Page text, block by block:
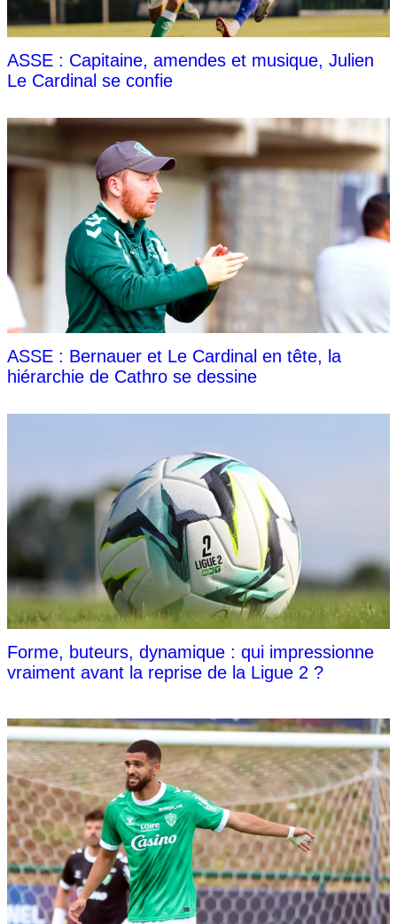
ASSE : Capitaine, amendes et musique, Julien
Le Cardinal se confie
ASSE : Bernauer et Le Cardinal en tête, la
hiérarchie de Cathro se dessine
Forme, buteurs, dynamique : qui impressionne
vraiment avant la reprise de la Ligue 2 ?